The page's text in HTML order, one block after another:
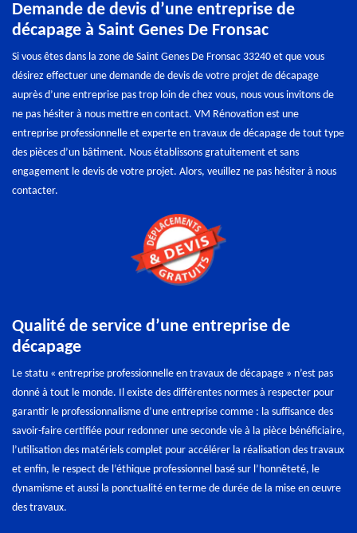
Demande de devis d’une entreprise de
décapage à Saint Genes De Fronsac
Si vous êtes dans la zone de Saint Genes De Fronsac 33240 et que vous
désirez effectuer une demande de devis de votre projet de décapage
auprès d’une entreprise pas trop loin de chez vous, nous vous invitons de
ne pas hésiter à nous mettre en contact. VM Rénovation est une
entreprise professionnelle et experte en travaux de décapage de tout type
des pièces d’un bâtiment. Nous établissons gratuitement et sans
engagement le devis de votre projet. Alors, veuillez ne pas hésiter à nous
contacter.
Qualité de service d’une entreprise de
décapage
Le statu « entreprise professionnelle en travaux de décapage » n’est pas
donné à tout le monde. Il existe des différentes normes à respecter pour
garantir le professionnalisme d’une entreprise comme : la suffisance des
savoir-faire certifiée pour redonner une seconde vie à la pièce bénéficiaire,
l’utilisation des matériels complet pour accélérer la réalisation des travaux
et enfin, le respect de l’éthique professionnel basé sur l’honnêteté, le
dynamisme et aussi la ponctualité en terme de durée de la mise en œuvre
des travaux.